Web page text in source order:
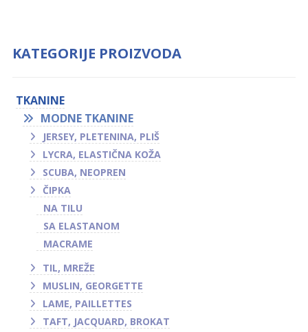
KATEGORIJE PROIZVODA
TKANINE
MODNE TKANINE
JERSEY, PLETENINA, PLIŠ
LYCRA, ELASTIČNA KOŽA
SCUBA, NEOPREN
ČIPKA
NA TILU
SA ELASTANOM
MACRAME
TIL, MREŽE
MUSLIN, GEORGETTE
LAME, PAILLETTES
TAFT, JACQUARD, BROKAT